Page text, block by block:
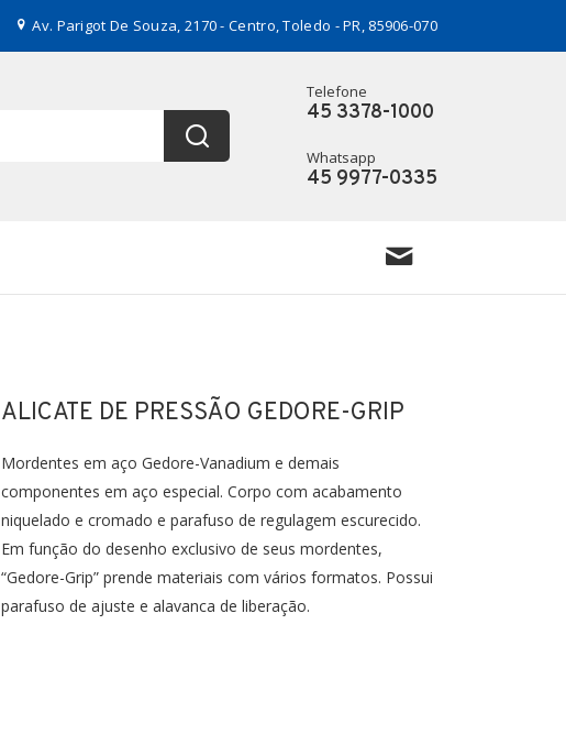
Av. Parigot De Souza, 2170 - Centro, Toledo - PR, 85906-070
Telefone
45 3378-1000
Whatsapp
45 9977-0335
ALICATE DE PRESSÃO GEDORE-GRIP
Mordentes em aço Gedore-Vanadium e demais
componentes em aço especial. Corpo com acabamento
niquelado e cromado e parafuso de regulagem escurecido.
Em função do desenho exclusivo de seus mordentes,
“Gedore-Grip” prende materiais com vários formatos. Possui
parafuso de ajuste e alavanca de liberação.